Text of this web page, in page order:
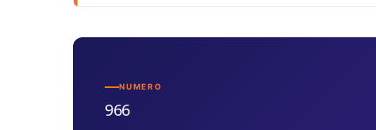
NUMERO
966